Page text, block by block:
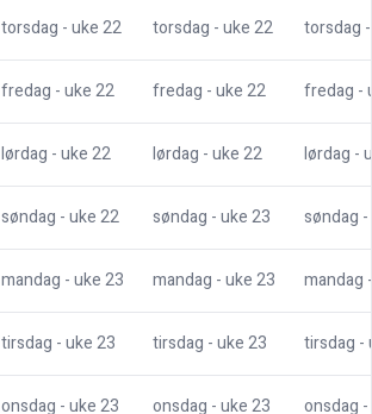
torsdag - uke22 torsdag - uke22 torsdag
fredag - uke22 fredag - uke22 fredag -
lørdag - uke22 lørdag - uke22 lørdag -
søndag - uke22 søndag - uke23 søndag
mandag - uke23 mandag - uke23 mandag
tirsdag - uke23 tirsdag - uke23 tirsdag -
onsdag - uke23 onsdag - uke23 onsdag